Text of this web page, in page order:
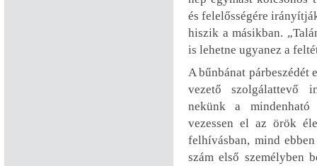
és felelősségére
hiszik a másikban.
is lehetne ugyanez a
A bűnbánat
vezető szolgálattevő
nekünk a mindenható
vezessen el az örök
felhívásban, mind
szám első személyben